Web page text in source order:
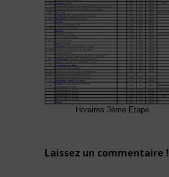
Horaires 3ème Etape
Laissez un commentaire !